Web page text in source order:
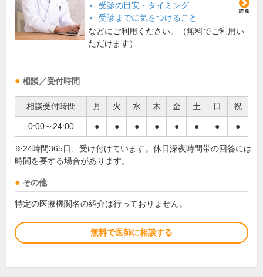
受診の目安・タイミング
受診までに気をつけること
などにご利用ください。（無料でご利用い
ただけます）
相談／受付時間
相談受付時間 月 火 水 木 金 土 日 祝
0:00～24:00 ● ● ● ● ● ● ● ●
※24時間365日、受け付けています。休日深夜時間帯の回答には
時間を要する場合があります。
その他
特定の医療機関名の紹介は行っておりません。
無料で医師に相談する